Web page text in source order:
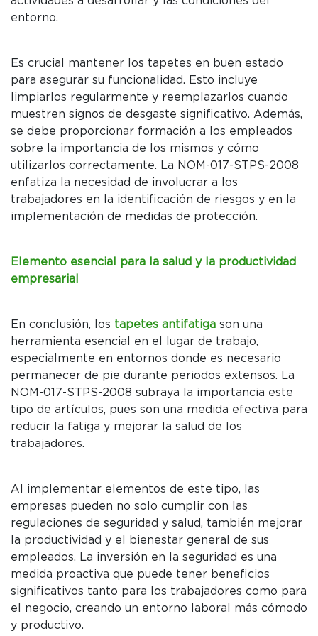
entorno.
Es crucial mantener los tapetes en buen estado
para asegurar su funcionalidad. Esto incluye
limpiarlos regularmente y reemplazarlos cuando
muestren signos de desgaste significativo. Además,
se debe proporcionar formación a los empleados
sobre la importancia de los mismos y cómo
utilizarlos correctamente. La NOM-017-STPS-2008
enfatiza la necesidad de involucrar a los
trabajadores en la identificación de riesgos y en la
implementación de medidas de protección.
Elemento esencial para la salud y la productividad
empresarial
En conclusión, los tapetes antifatiga son una
herramienta esencial en el lugar de trabajo,
especialmente en entornos donde es necesario
permanecer de pie durante periodos extensos. La
NOM-017-STPS-2008 subraya la importancia este
tipo de artículos, pues son una medida efectiva para
reducir la fatiga y mejorar la salud de los
trabajadores.
Al implementar elementos de este tipo, las
empresas pueden no solo cumplir con las
regulaciones de seguridad y salud, también mejorar
la productividad y el bienestar general de sus
empleados. La inversión en la seguridad es una
medida proactiva que puede tener beneficios
significativos tanto para los trabajadores como para
el negocio, creando un entorno laboral más cómodo
y productivo.